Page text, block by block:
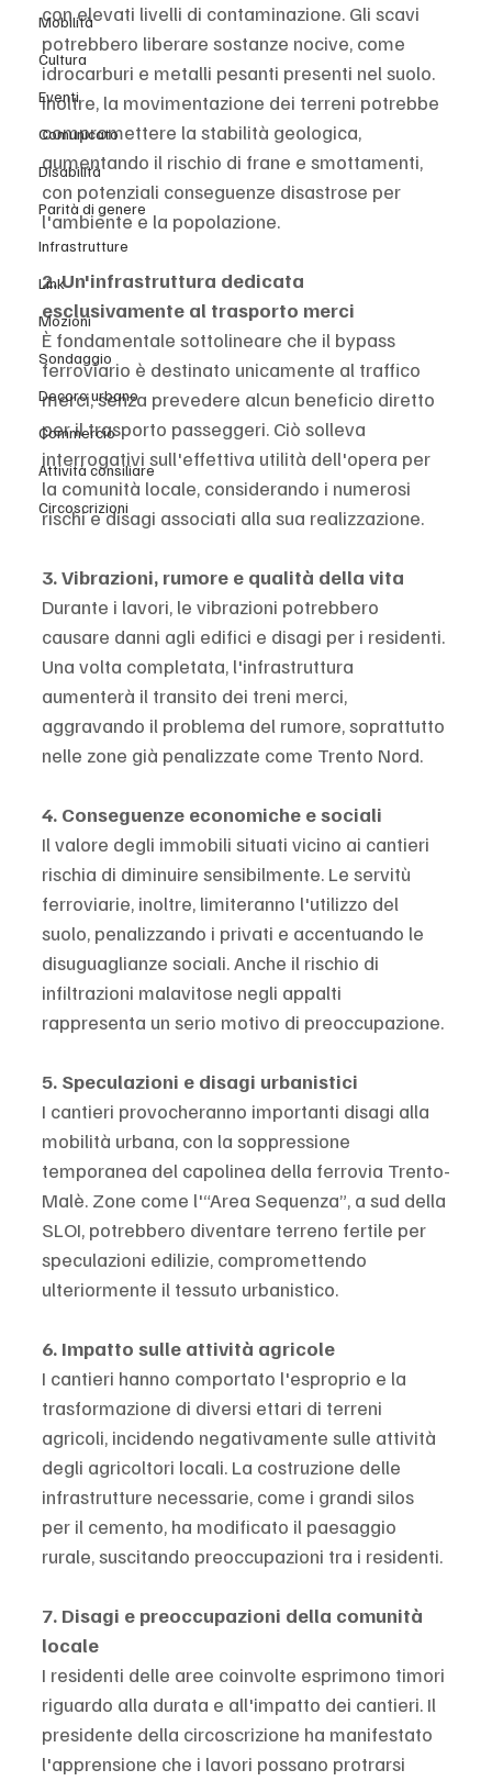
Mobilità
Cultura
Eventi
Comunicato
Disabilità
Parità di genere
Infrastrutture
Link
Mozioni
Sondaggio
Decoro urbano
Commercio
Attività consiliare
Circoscrizioni
con elevati livelli di contaminazione. Gli scavi
potrebbero liberare sostanze nocive, come
idrocarburi e metalli pesanti presenti nel suolo.
Inoltre, la movimentazione dei terreni potrebbe
compromettere la stabilità geologica,
aumentando il rischio di frane e smottamenti,
con potenziali conseguenze disastrose per
l'ambiente e la popolazione.
2. Un'infrastruttura dedicata
esclusivamente al trasporto merci
È fondamentale sottolineare che il bypass
ferroviario è destinato unicamente al traffico
merci, senza prevedere alcun beneficio diretto
per il trasporto passeggeri. Ciò solleva
interrogativi sull'effettiva utilità dell'opera per
la comunità locale, considerando i numerosi
rischi e disagi associati alla sua realizzazione.
3. Vibrazioni, rumore e qualità della vita
Durante i lavori, le vibrazioni potrebbero
causare danni agli edifici e disagi per i residenti.
Una volta completata, l'infrastruttura
aumenterà il transito dei treni merci,
aggravando il problema del rumore, soprattutto
nelle zone già penalizzate come Trento Nord.
4. Conseguenze economiche e sociali
Il valore degli immobili situati vicino ai cantieri
rischia di diminuire sensibilmente. Le servitù
ferroviarie, inoltre, limiteranno l'utilizzo del
suolo, penalizzando i privati e accentuando le
disuguaglianze sociali. Anche il rischio di
infiltrazioni malavitose negli appalti
rappresenta un serio motivo di preoccupazione.
5. Speculazioni e disagi urbanistici
I cantieri provocheranno importanti disagi alla
mobilità urbana, con la soppressione
temporanea del capolinea della ferrovia Trento-
Malè. Zone come l'“Area Sequenza”, a sud della
SLOI, potrebbero diventare terreno fertile per
speculazioni edilizie, compromettendo
ulteriormente il tessuto urbanistico.
6. Impatto sulle attività agricole
I cantieri hanno comportato l'esproprio e la
trasformazione di diversi ettari di terreni
agricoli, incidendo negativamente sulle attività
degli agricoltori locali. La costruzione delle
infrastrutture necessarie, come i grandi silos
per il cemento, ha modificato il paesaggio
rurale, suscitando preoccupazioni tra i residenti.
7. Disagi e preoccupazioni della comunità
locale
I residenti delle aree coinvolte esprimono timori
riguardo alla durata e all'impatto dei cantieri. Il
presidente della circoscrizione ha manifestato
l'apprensione che i lavori possano protrarsi